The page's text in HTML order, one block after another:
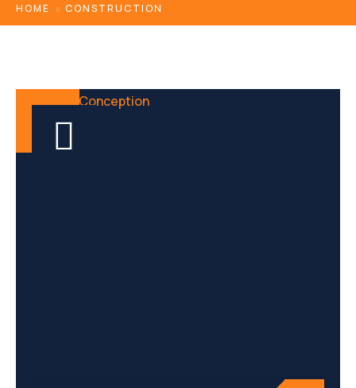
HOME CONSTRUCTION